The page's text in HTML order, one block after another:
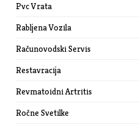
Pvc Vrata
Rabljena Vozila
Računovodski Servis
Restavracija
Revmatoidni Artritis
Ročne Svetilke